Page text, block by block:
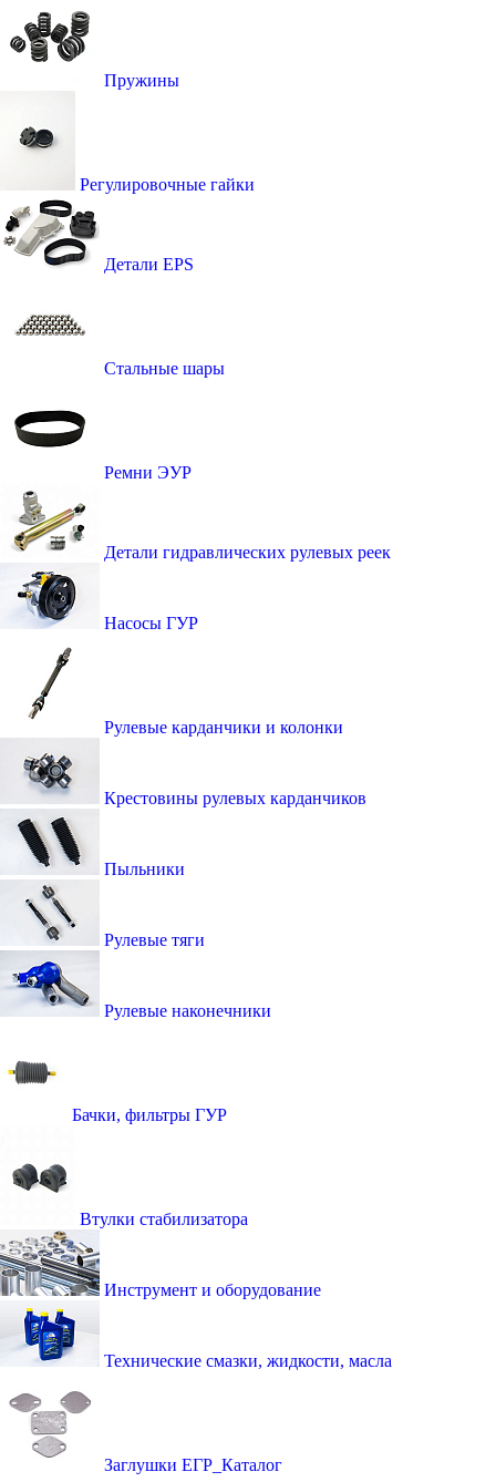
Пружины
Регулировочные гайки
Детали EPS
Стальные шары
Ремни ЭУР
Детали гидравлических рулевых реек
Насосы ГУР
Рулевые карданчики и колонки
Крестовины рулевых карданчиков
Пыльники
Рулевые тяги
Рулевые наконечники
Бачки, фильтры ГУР
Втулки стабилизатора
Инструмент и оборудование
Технические смазки, жидкости, масла
Заглушки ЕГР_Каталог